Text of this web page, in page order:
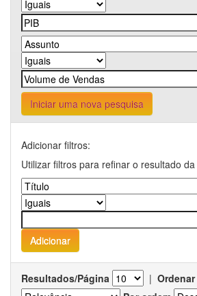
Iniciar uma nova pesquisa
Adicionar filtros:
Utilizar filtros para refinar o resultado
Resultados/Página |